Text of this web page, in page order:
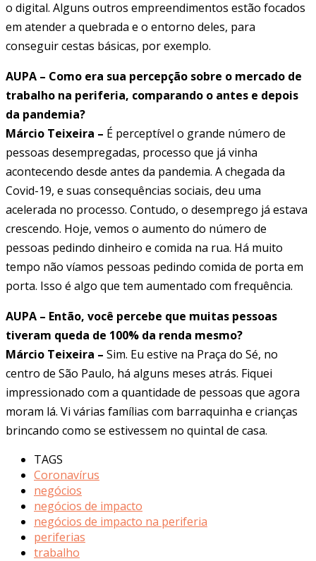
o digital. Alguns outros empreendimentos estão focados
em atender a quebrada e o entorno deles, para
conseguir cestas básicas, por exemplo.
AUPA – Como era sua percepção sobre o mercado de
trabalho na periferia, comparando o antes e depois
da pandemia?
Márcio Teixeira – É perceptível o grande número de
pessoas desempregadas, processo que já vinha
acontecendo desde antes da pandemia. A chegada da
Covid-19, e suas consequências sociais, deu uma
acelerada no processo. Contudo, o desemprego já estava
crescendo. Hoje, vemos o aumento do número de
pessoas pedindo dinheiro e comida na rua. Há muito
tempo não víamos pessoas pedindo comida de porta em
porta. Isso é algo que tem aumentado com frequência.
AUPA – Então, você percebe que muitas pessoas
tiveram queda de 100% da renda mesmo?
Márcio Teixeira – Sim. Eu estive na Praça do Sé, no
centro de São Paulo, há alguns meses atrás. Fiquei
impressionado com a quantidade de pessoas que agora
moram lá. Vi várias famílias com barraquinha e crianças
brincando como se estivessem no quintal de casa.
TAGS
Coronavírus
negócios
negócios de impacto
negócios de impacto na periferia
periferias
trabalho